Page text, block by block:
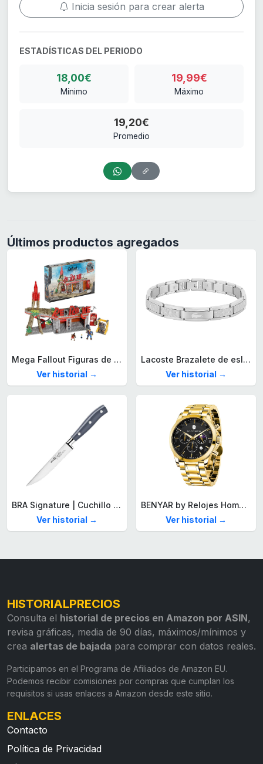
Inicia sesión para crear alerta
ESTADÍSTICAS DEL PERIODO
18,00€
Mínimo
19,99€
Máximo
19,20€
Promedio
Últimos productos agregados
Mega Fallout Figuras de acción y Juguetes de construcción, Parada de Camiones Red Rocket con 824 Piezas, 2 Personajes articulados y Accesorios, para coleccionistas, HXT00
Ver historial →
Lacoste Brazalete de eslabón para Hombre Colección STENCIL de Acero inoxidable
Ver historial →
BRA Signature | Cuchillo tomatero 120 mm, Acero Inoxidable alemán forjado con Molibdeno Vanadio, Mango Remachado ABS, Diseño Ergonómico, Hoja 1,6 mm espesor
Ver historial →
BENYAR by Relojes Hombre Analógico Cuarzo Cronografo Impermeable Luminoso Fecha Moda Casual Reloj de Pulsera Elegante Regalo para Hombre
Ver historial →
HISTORIALPRECIOS
Consulta el historial de precios en Amazon por ASIN,
revisa gráficas, media de 90 días, máximos/mínimos y
crea alertas de bajada para comprar con datos reales.
Participamos en el Programa de Afiliados de Amazon EU.
Podemos recibir comisiones por compras que cumplan los
requisitos si usas enlaces a Amazon desde este sitio.
ENLACES
Contacto
Política de Privacidad